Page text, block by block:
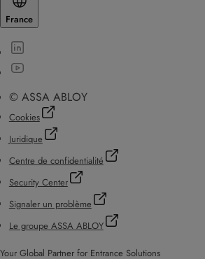
France
© ASSA ABLOY
Cookies
Juridique
Centre de confidentialité
Security Center
Signaler un problème
Le groupe ASSA ABLOY
Your Global Partner for Entrance Solutions